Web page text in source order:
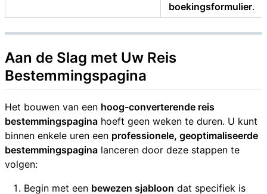
boekingsformulier.
Aan de Slag met Uw Reis
Bestemmingspagina
Het bouwen van een hoog-converterende reis
bestemmingspagina hoeft geen weken te duren. U kunt
binnen enkele uren een professionele, geoptimaliseerde
bestemmingspagina lanceren door deze stappen te
volgen:
Begin met een bewezen sjabloon dat specifiek is